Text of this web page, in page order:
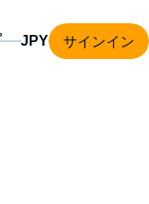
サインイン